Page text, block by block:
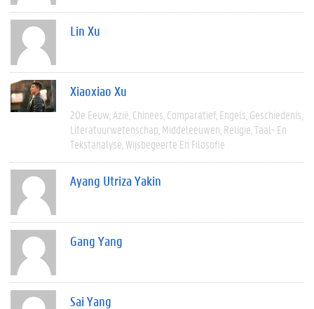
Lin Xu
Xiaoxiao Xu
20e Eeuw Azië Chinees Comparatief Engels Geschiedenis
Literatuurwetenschap Middeleeuwen Religie Taal- En
Tekstanalyse Wijsbegeerte En Filosofie
Ayang Utriza Yakin
Gang Yang
Sai Yang